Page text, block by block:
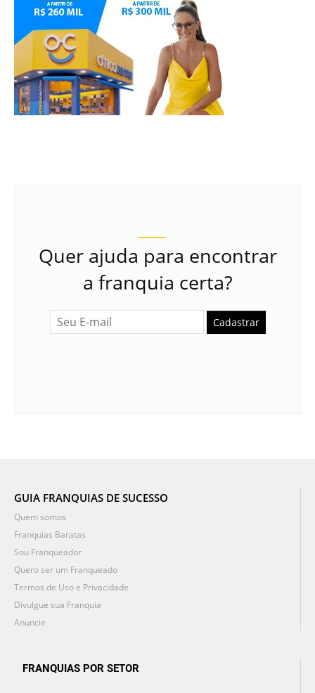
Quer ajuda para encontrar
a franquia certa?
Cadastrar
GUIA FRANQUIAS DE SUCESSO
Quem somos
Franquias Baratas
Sou Franqueador
Quero ser um Franqueado
Termos de Uso e Privacidade
Divulgue sua Franquia
Anuncie
FRANQUIAS POR SETOR